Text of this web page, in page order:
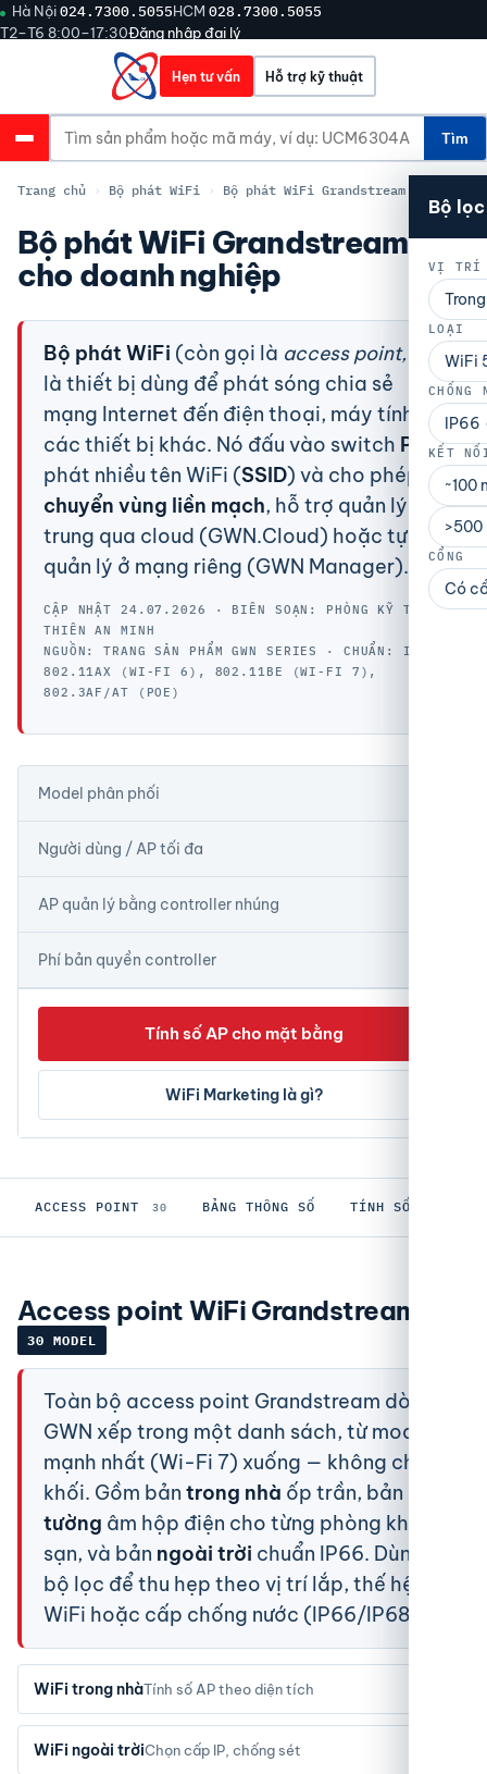
Hà Nội024.7300.5055HCM 028.7300.5055
T2–T6 8:00–17:30Đăng nhập đại lý
Hẹn tư vấn Hỗ trợ kỹ thuật
Tìm
Trang chủ › Bộ phát WiFi › Bộ phát WiFi Grandstream
Bộ phát WiFi Grandstream
cho doanh nghiệp
Bộ phát WiFi (còn gọi là access point, AP)
là thiết bị dùng để phát sóng chia sẻ
mạng Internet đến điện thoại, máy tính và
các thiết bị khác. Nó đấu vào switch PoE,
phát nhiều tên WiFi (SSID) và cho phép
chuyển vùng liền mạch, hỗ trợ quản lý tập
trung qua cloud (GWN.Cloud) hoặc tự
quản lý ở mạng riêng (GWN Manager).
CẬP NHẬT 24.07.2026 · BIÊN SOẠN: PHÒNG KỸ THUẬT
THIÊN AN MINH
NGUỒN: TRANG SẢN PHẨM GWN SERIES · CHUẨN: IEEE
802.11AX (WI-FI 6), 802.11BE (WI-FI 7),
802.3AF/AT (POE)
Model phân phối
Người dùng / AP tối đa
AP quản lý bằng controller nhúng
Phí bản quyền controller
Tính số AP cho mặt bằng
WiFi Marketing là gì?
ACCESS POINT 30 BẢNG THÔNG SỐ TÍNH SỐ AP
Access point WiFi Grandstream
30 MODEL
Toàn bộ access point Grandstream dòng
GWN xếp trong một danh sách, từ model
mạnh nhất (Wi-Fi 7) xuống — không chia
khối. Gồm bản trong nhà ốp trần, bản
tường âm hộp điện cho từng phòng khách
sạn, và bản ngoài trời chuẩn IP66. Dùng
bộ lọc để thu hẹp theo vị trí lắp, thế hệ
WiFi hoặc cấp chống nước (IP66/IP68).
WiFi trong nhàTính số AP theo diện tích
WiFi ngoài trờiChọn cấp IP, chống sét
Bộ
VỊ TRÍ
LOẠI
WiFi
CHỐNG
IP66
KẾT
~100
>500
CỔNG
Có